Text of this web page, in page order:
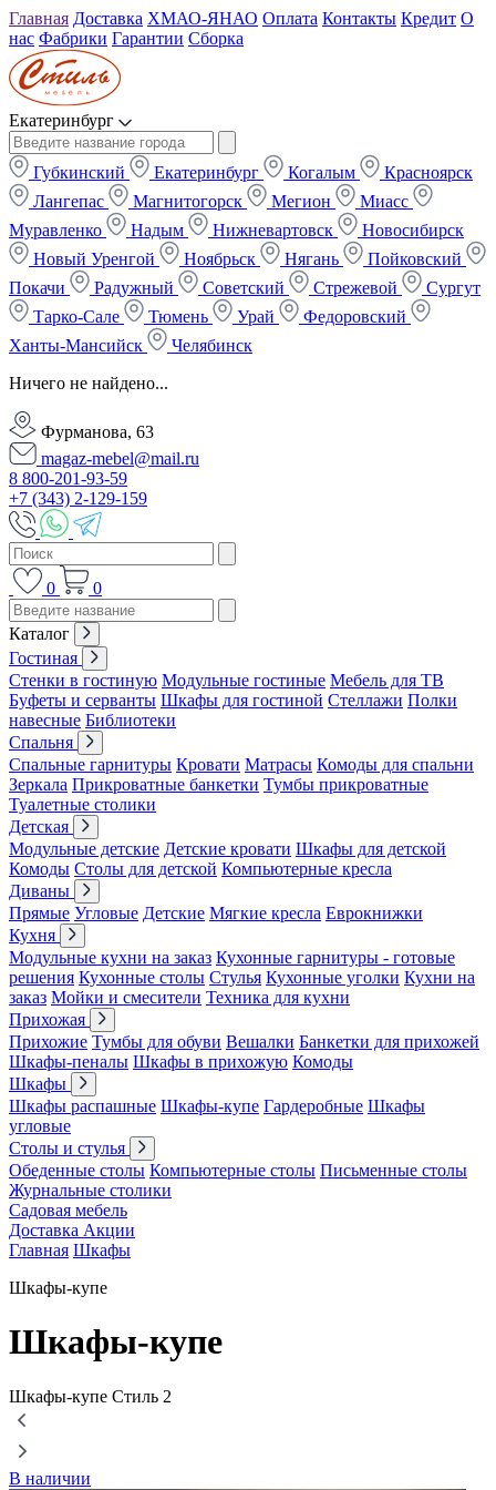
Главная Доставка ХМАО-ЯНАО Оплата Контакты Кредит О
нас Фабрики Гарантии Сборка
Екатеринбург
Губкинский Екатеринбург Когалым
Красноярск
Лангепас
Магнитогорск Мегион
Миасс
Муравленко
Надым Нижневартовск
Новосибирск
Новый Уренгой
Ноябрьск Нягань
Пойковский
Покачи
Радужный Советский Стрежевой
Сургут
Тарко-Сале
Тюмень Урай
Федоровский
Ханты-Мансийск
Челябинск
Ничего не найдено...
Фурманова, 63
magaz-mebel@mail.ru
8 800-201-93-59
+7 (343) 2-129-159
0 0
Каталог
Гостиная
Стенки в гостиную Модульные гостиные Мебель для ТВ
Буфеты и серванты Шкафы для гостиной Стеллажи Полки
навесные Библиотеки
Спальня
Спальные гарнитуры Кровати Матрасы Комоды для спальни
Зеркала Прикроватные банкетки Тумбы прикроватные
Туалетные столики
Детская
Модульные детские Детские кровати Шкафы для детской
Комоды Столы для детской Компьютерные кресла
Диваны
Прямые Угловые Детские Мягкие кресла Еврокнижки
Кухня
Модульные кухни на заказ Кухонные гарнитуры - готовые
решения Кухонные столы Стулья Кухонные уголки Кухни на
заказ Мойки и смесители Техника для кухни
Прихожая
Прихожие Тумбы для обуви Вешалки Банкетки для прихожей
Шкафы-пеналы Шкафы в прихожую Комоды
Шкафы
Шкафы распашные Шкафы-купе Гардеробные Шкафы
угловые
Столы и стулья
Обеденные столы Компьютерные столы Письменные столы
Журнальные столики
Садовая мебель
Доставка Акции
Главная Шкафы
Шкафы-купе
Шкафы-купе
Шкафы-купе Стиль 2
В наличии